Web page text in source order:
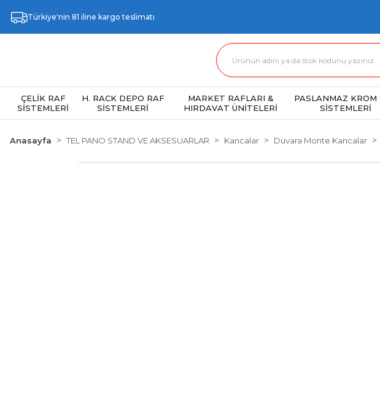
Türkiye'nin 81 iline kargo teslimatı
ÇELİK RAF
SİSTEMLERİ
H. RACK DEPO RAF
SİSTEMLERİ
MARKET RAFLARI &
HIRDAVAT ÜNİTELERİ
PASLANMAZ KROM
SİSTEMLERİ
Anasayfa TEL PANO STAND VE AKSESUARLAR Kancalar Duvara Monte Kancalar